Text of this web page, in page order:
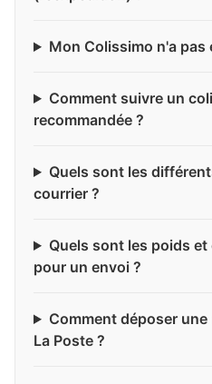
Mon Colissimo n'a pas
Comment suivre un
recommandée ?
Quels sont les
courrier ?
Quels sont les poids
pour un envoi ?
Comment déposer
La Poste ?